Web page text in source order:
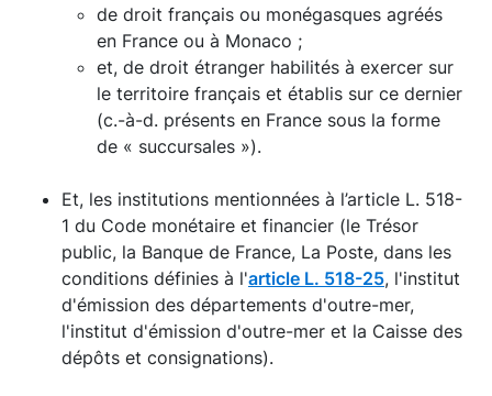
de droit français ou monégasques agréés
en France ou à Monaco ;
et, de droit étranger habilités à exercer sur
le territoire français et établis sur ce dernier
(c.-à-d. présents en France sous la forme
de « succursales »).
Et, les institutions mentionnées à l’article L. 518-
1 du Code monétaire et financier (le Trésor
public, la Banque de France, La Poste, dans les
conditions définies à l'article L. 518-25, l'institut
d'émission des départements d'outre-mer,
l'institut d'émission d'outre-mer et la Caisse des
dépôts et consignations).